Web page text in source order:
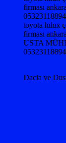
firması
05323118894
toyota hılux
firması ankara
USTA
05323118894
Dacia ve